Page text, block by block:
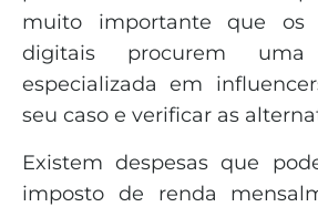
muito importante que os
digitais procurem uma
especializada em
seu caso e verificar as
Existem despesas que
imposto de renda